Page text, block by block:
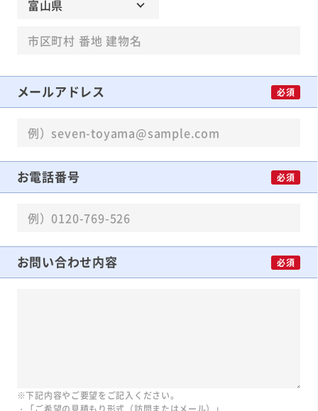
メールアドレス 必須
お電話番号 必須
お問い合わせ内容 必須
※下記内容やご要望をご記入ください。
・「ご希望の見積もり形式（訪問またはメール）」